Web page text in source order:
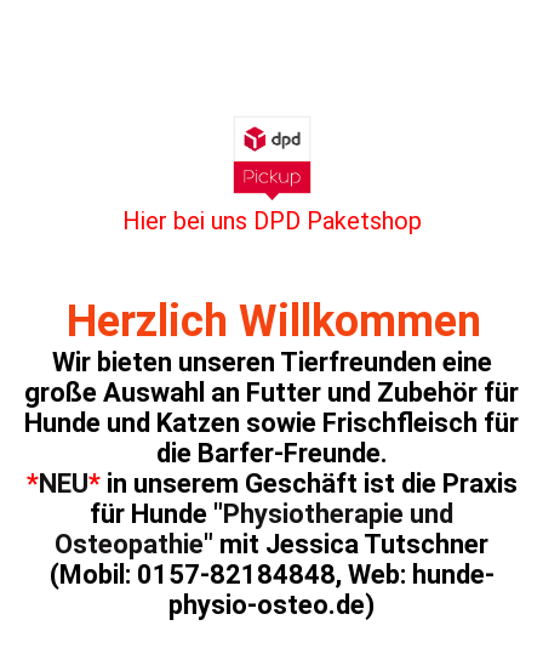
Hier bei uns DPD Paketshop
Herzlich Willkommen
Wir bieten unseren Tierfreunden eine
große Auswahl an Futter und Zubehör für
Hunde und Katzen sowie Frischfleisch für
die Barfer-Freunde.
*NEU*in unserem Geschäft ist die Praxis
für Hunde "Physiotherapie und
Osteopathie" mit Jessica Tutschner
(Mobil: 0157-82184848, Web: hunde-
physio-osteo.de)